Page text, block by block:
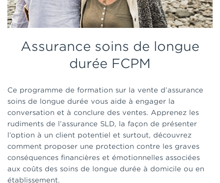
Assurance soins de longue
durée FCPM
Ce programme de formation sur la vente d’assurance
soins de longue durée vous aide à engager la
conversation et à conclure des ventes. Apprenez les
rudiments de l’assurance SLD, la façon de présenter
l’option à un client potentiel et surtout, découvrez
comment proposer une protection contre les graves
conséquences financières et émotionnelles associées
aux coûts des soins de longue durée à domicile ou en
établissement.